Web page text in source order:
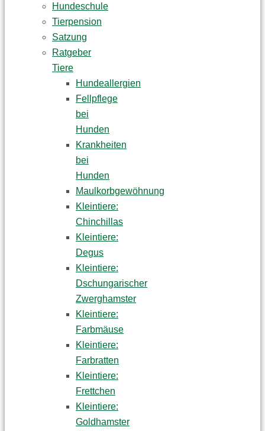
Hundeschule
Tierpension
Satzung
Ratgeber
Tiere
Hundeallergien
Fellpflege
bei
Hunden
Krankheiten
bei
Hunden
Maulkorbgewöhnung
Kleintiere:
Chinchillas
Kleintiere:
Degus
Kleintiere:
Dschungarischer
Zwerghamster
Kleintiere:
Farbmäuse
Kleintiere:
Farbratten
Kleintiere:
Frettchen
Kleintiere:
Goldhamster